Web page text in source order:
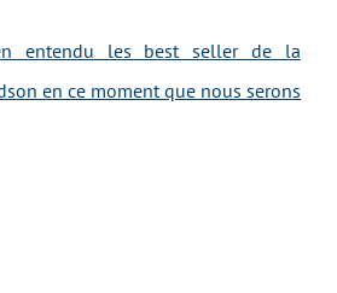
entendu les best seller de la
en ce moment que nous serons